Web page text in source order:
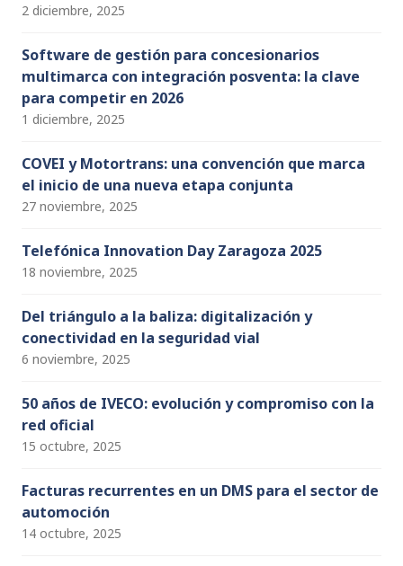
2 diciembre, 2025
Software de gestión para concesionarios
multimarca con integración posventa: la clave
para competir en 2026
1 diciembre, 2025
COVEI y Motortrans: una convención que marca
el inicio de una nueva etapa conjunta
27 noviembre, 2025
Telefónica Innovation Day Zaragoza 2025
18 noviembre, 2025
Del triángulo a la baliza: digitalización y
conectividad en la seguridad vial
6 noviembre, 2025
50 años de IVECO: evolución y compromiso con la
red oficial
15 octubre, 2025
Facturas recurrentes en un DMS para el sector de
automoción
14 octubre, 2025